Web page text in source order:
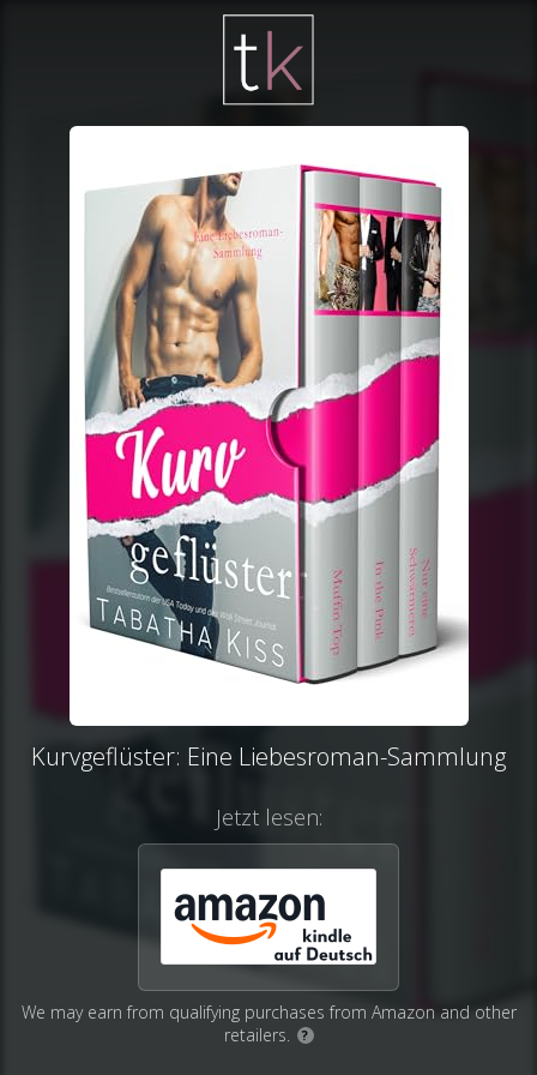
Kurvgeflüster: Eine Liebesroman-Sammlung
Jetzt lesen:
We may earn from qualifying purchases from Amazon and other
retailers.
?